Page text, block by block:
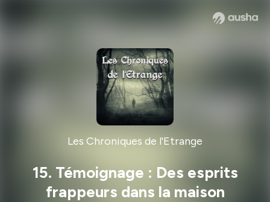
Les Chroniques de l'Etrange
15. Témoignage : Des esprits
frappeurs dans la maison